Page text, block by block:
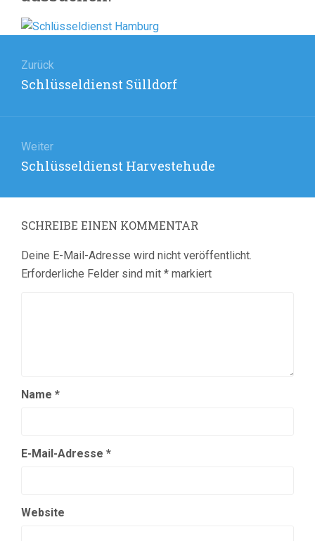
Zurück
Vorheriger
Schlüsseldienst Sülldorf
Weiter
Nächster
Schlüsseldienst Harvestehude
SCHREIBE EINEN KOMMENTAR
Deine E-Mail-Adresse wird nicht veröffentlicht.
Erforderliche Felder sind mit * markiert
Name *
E-Mail-Adresse *
Website